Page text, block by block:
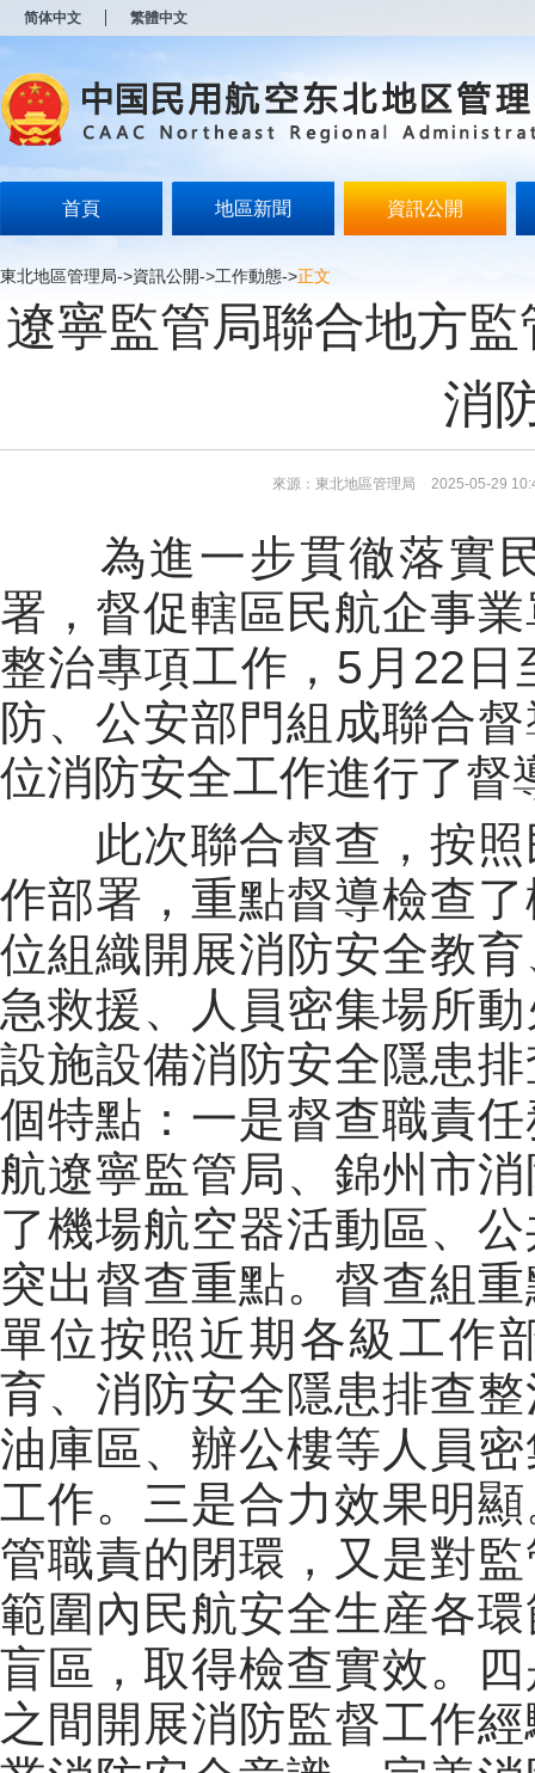
简体中文 繁體中文
首頁 地區新聞 資訊公開
東北地區管理局->資訊公開->工作動態->正文
遼寧監管局聯合地方
消
來源：東北地區管理局 2025-05-29
為進一步貫徹落實民
署，督促轄區民航企事
整治專項工作，5月22
防、公安部門組成聯合
位消防安全工作進行了督
此次聯合督查，按照
作部署，重點督導檢查
位組織開展消防安全教
急救援、人員密集場所
設施設備消防安全隱患
個特點：一是督查職責
航遼寧監管局、錦州市
了機場航空器活動區、
突出督查重點。督查組
單位按照近期各級工作
育、消防安全隱患排查
油庫區、辦公樓等人員
工作。三是合力效果明
管職責的閉環，又是對
範圍內民航安全生産各
盲區，取得檢查實效。
之間開展消防監督工作
开
无
障
说
按
Alt
加
浪